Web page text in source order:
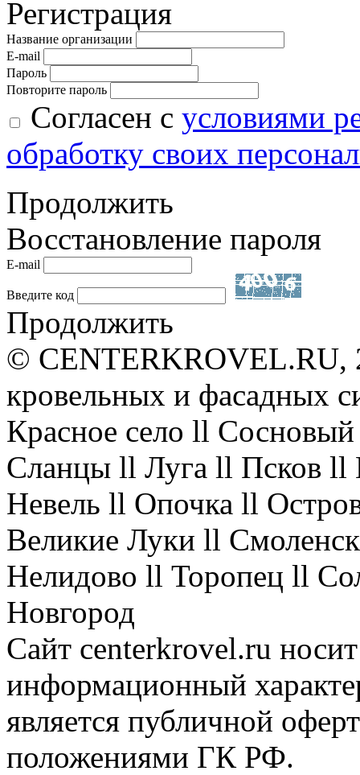
Регистрация
Название организации
E-mail
Пароль
Повторите пароль
Согласен с условиями
обработку своих
Продолжить
Восстановление пароля
E-mail
Введите код
Продолжить
© CENTERKROVEL.RU,
кровельных и фасадных
Красное село ll
Сланцы ll Луга ll Псков
Невель ll Опочка ll
Великие Луки ll
Нелидово ll Торопец ll
Новгород
Сайт centerkrovel.ru
информационный
является публичной
положениями ГК РФ.